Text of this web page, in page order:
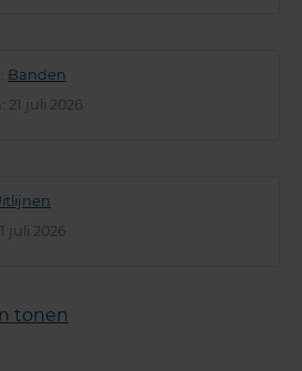
Banden
: 21 juli 2026
juli 2026
tonen